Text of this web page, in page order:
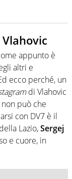
appunto è
altri e
ecco perché, un
di Vlahovic
può che
con DV7 è il
Lazio,Sergej
e cuore, in